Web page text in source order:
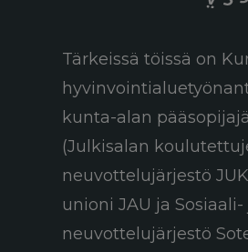
Tärkeissä töissä on
kunta-alan
(Julkisalan
neuvottelujärjestö
unioni JAU ja
neuvottelujärjestö